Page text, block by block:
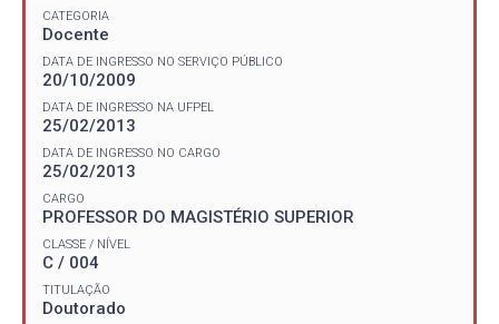
CATEGORIA
Docente
DATA DE INGRESSO NO SERVIÇO PÚBLICO
20/10/2009
DATA DE INGRESSO NA UFPEL
25/02/2013
DATA DE INGRESSO NO CARGO
25/02/2013
CARGO
PROFESSOR DO MAGISTÉRIO SUPERIOR
CLASSE / NÍVEL
C / 004
TITULAÇÃO
Doutorado